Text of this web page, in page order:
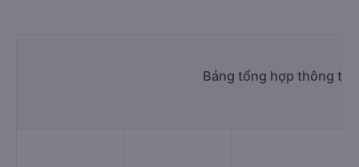
3.0/5 dựa trên 7 đánh giá của khách hàng đã trải nghiệm